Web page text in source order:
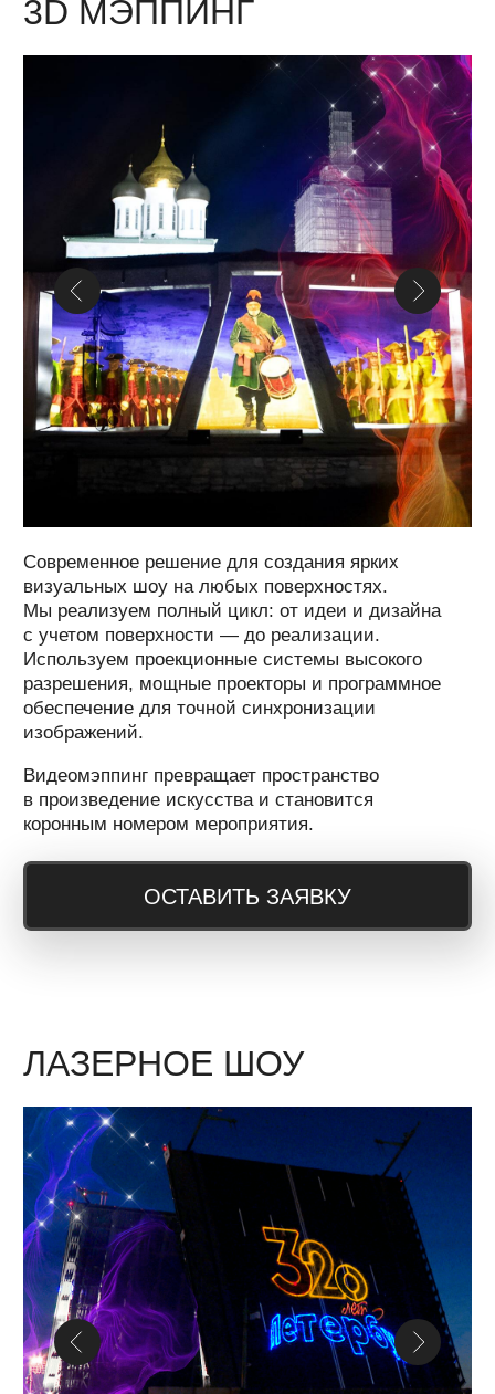
В процессе создаются 3D-эффекты, лазерные
картины, проекции на различные поверхности
и в воздухе. Шоу станет эффектной частью
концертов, праздников, промо-акций,
Визуальное представление со световыми
эффектами и динамическими образами.
Мы создаем уникальные сценарии, используя
современное оборудование — лазерные проекторы,
графику и программное обеспечение для
синхронизации видеоряда с музыкой.
Используем современные водные системы,
лазерные и световые технологии, пиротехнику
и спецэффекты. Шоу фонтанов — это люкс
в мире мультимедиа искусства, способное
вдохновить даже искушенных зрителей.
Завораживающие аудиовизуальные
перформансы на воде. Когда пространства
Мы разрабатываем индивидуальные
сценарии, подбираем музыку и идеи,
подчеркивая тематику события.
ШОУ ФОНТАНОВ
ОСТАВИТЬ ЗАЯВКУ